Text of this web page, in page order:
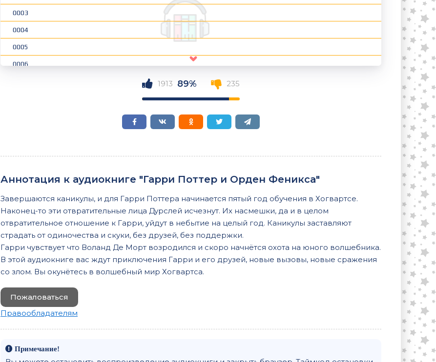
0003
0004
0005
0006
0013
0014
0016
0017
0023
1913 89% 235
Аннотация к аудиокниге "Гарри Поттер и Орден Феникса"
Завершаются каникулы, и для Гарри Поттера начинается пятый год обучения в Хогвартсе.
Наконец-то эти отвратительные лица Дурслей исчезнут. Их насмешки, да и в целом
отвратительное отношение к Гарри, уйдут в небытие на целый год. Каникулы заставляют
страдать от одиночества и скуки, без друзей, без поддержки.
Гарри чувствует что Воланд Де Морт возродился и скоро начнётся охота на юного волшебника.
В этой аудиокниге вас ждут приключения Гарри и его друзей, новые вызовы, новые сражения
со злом. Вы окунётесь в волшебный мир Хогвартса.
Пожаловаться
Правообладателям
Примечание!